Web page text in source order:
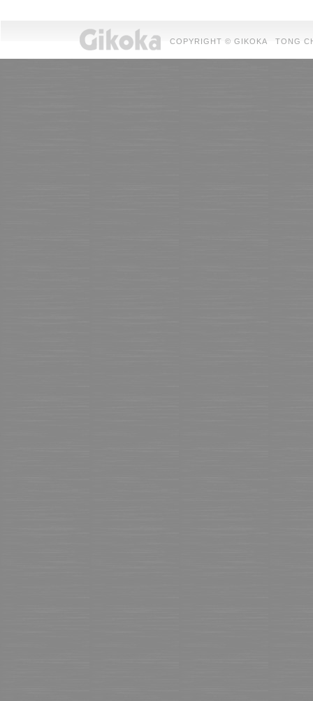
COPYRIGHT © GIKOKA TONG